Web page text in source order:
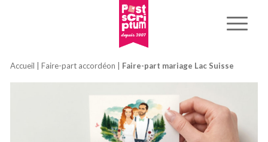
Accueil Faire-part accordéon Faire-part mariage Lac Suisse